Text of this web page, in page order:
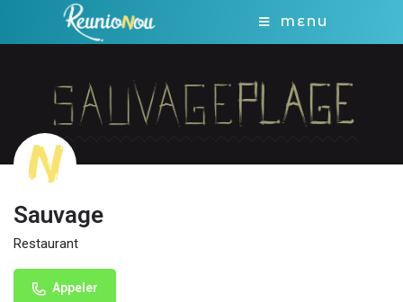
MENU
Sauvage
Restaurant
Appeler